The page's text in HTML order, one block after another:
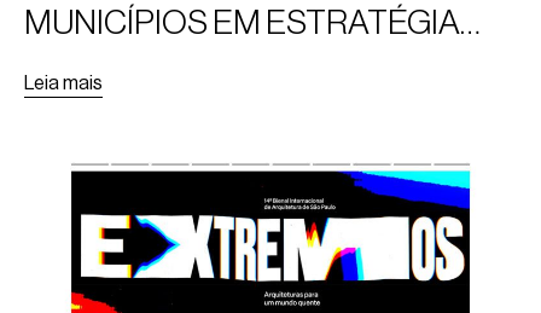
MUNICÍPIOS EM ESTRATÉGIA
REGIONAL DE ADAPTAÇÃO
CLIMÁTICA
Leia mais